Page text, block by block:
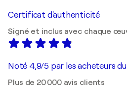
Certificat d'authenticité
Signé et inclus avec chaque
Noté 4,9/5 par les acheteurs
Plus de 20 000 avis clients